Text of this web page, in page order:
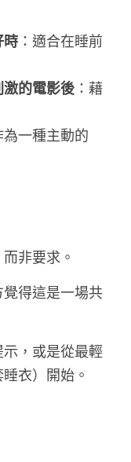
時 ：適合在睡前
激的電影後 ：藉
為一種主動的
非要求。
得這是一場共
，或是從最輕
衣）開始。